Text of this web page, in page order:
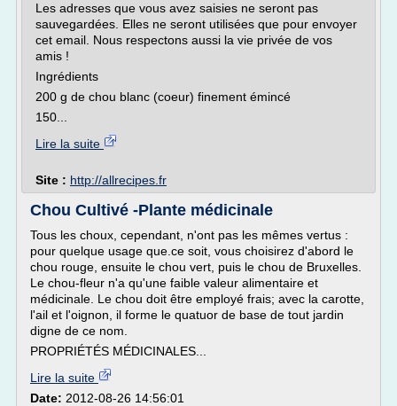
Les adresses que vous avez saisies ne seront pas
sauvegardées. Elles ne seront utilisées que pour envoyer
cet email. Nous respectons aussi la vie privée de vos
amis !
Ingrédients
200 g de chou blanc (coeur) finement émincé
150...
Lire la suite
Site : http://allrecipes.fr
Chou Cultivé -Plante médicinale
Tous les choux, cependant, n'ont pas les mêmes vertus :
pour quelque usage que.ce soit, vous choisirez d'abord le
chou rouge, ensuite le chou vert, puis le chou de Bruxelles.
Le chou-fleur n'a qu'une faible valeur alimentaire et
médicinale. Le chou doit être employé frais; avec la carotte,
l'ail et l'oignon, il forme le quatuor de base de tout jardin
digne de ce nom.
PROPRIÉTÉS MÉDICINALES...
Lire la suite
Date: 2012-08-26 14:56:01